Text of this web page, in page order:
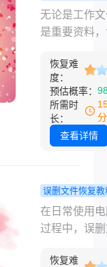
介绍几种恢
永久删除文
法，帮助您
些重要的数
小心把文档
了怎么找回
方法！
无论是工作
是重要资料
人心跳加速
慌！即使清
收站，仍有
法可以尝试
那么不小心
新手到进阶
解决方案，
大限度挽救
恢复难
度：
预估概率：
所需时
长：
查看详情
误删文件恢复教
脑刚刚删除
件怎么恢复
法！
在日常使用
过程中，误
题。幸运的
恢复难